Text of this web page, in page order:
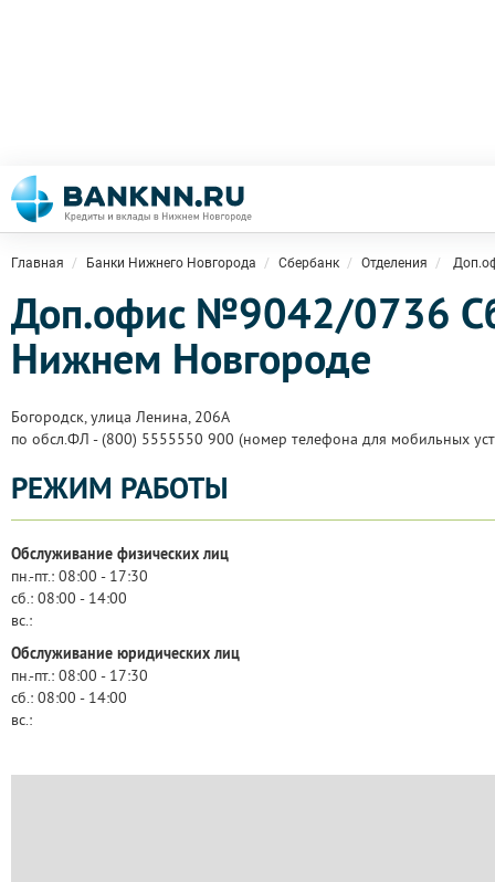
Главная Банки Нижнего Новгорода Сбербанк Отделения
Доп.офис №9042/0736
Нижнем Новгороде
Богородск, улица Ленина, 206А
по обсл.ФЛ - (800) 5555550 900 (номер телефона для мобильных
РЕЖИМ РАБОТЫ
Обслуживание физических лиц
пн.-пт.: 08:00 - 17:30
сб.: 08:00 - 14:00
вс.:
Обслуживание юридических лиц
пн.-пт.: 08:00 - 17:30
сб.: 08:00 - 14:00
вс.: